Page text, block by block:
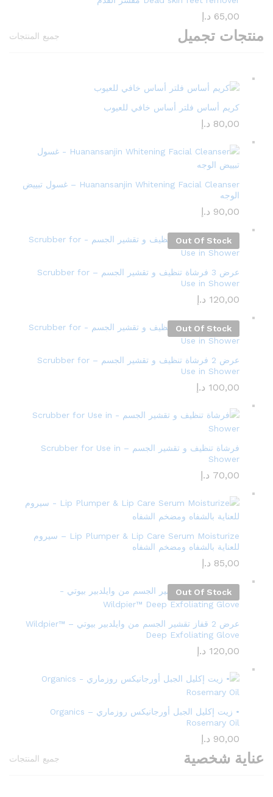
65,00 د.إ
منتجات تجميل جميع المنتجات
كريم أساس فلتر أساس خافي للعيوب
80,00 د.إ
Huanansanjin Whitening Facial Cleanser – غسول تبييض
الوجه
90,00 د.إ
Out Of Stock
عرض 3 فرشاة تنظيف و تقشير الجسم – Scrubber for
Use in Shower
120,00 د.إ
Out Of Stock
عرض 2 فرشاة تنظيف و تقشير الجسم – Scrubber for
Use in Shower
100,00 د.إ
فرشاة تنظيف و تقشير الجسم – Scrubber for Use in
Shower
70,00 د.إ
Lip Plumper & Lip Care Serum Moisturize – سيروم
للعناية بالشفاه ومضخم الشفاه
85,00 د.إ
Out Of Stock
عرض 2 قفاز تقشير الجسم من وايلدبير بيوتي – Wildpier™️
Deep Exfoliating Glove
120,00 د.إ
• زيت إكليل الجبل أورجانيكس روزماري – Organics
Rosemary Oil
90,00 د.إ
عناية شخصية جميع المنتجات